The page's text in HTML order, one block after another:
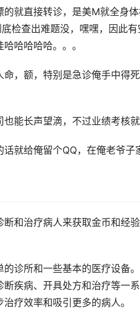
就直接转诊，是美M就全身
检查出难题没，嘿嘿，因此
哈哈哈哈。。。
，额，特别是急诊俺手中得
能长声望滴，不过业绩考核就
就给俺留个QQ，在俺老爷子
和治疗病人来获取金币和经
诊所和一些基本的医疗设备
疾病、开具处方和治疗等一
疗效率和吸引更多的病人。